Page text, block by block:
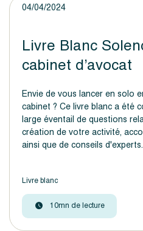
04/04/2024
Livre Blanc
cabinet d’avocat
Envie de vous lancer en solo
cabinet ? Ce livre blanc a été
large éventail de questions
création de votre activité,
ainsi que de conseils d'experts.
Livre blanc
10mn de lecture